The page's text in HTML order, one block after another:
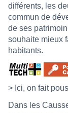
différents, les
commun de
de ses
souhaite mieux
habitants.
> Ici, on fait
Dans les